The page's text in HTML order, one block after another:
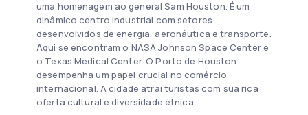
uma homenagem ao general Sam Houston. É um
dinâmico centro industrial com setores
desenvolvidos de energia, aeronáutica e transporte.
Aqui se encontram o NASA Johnson Space Center e
o Texas Medical Center. O Porto de Houston
desempenha um papel crucial no comércio
internacional. A cidade atrai turistas com sua rica
oferta cultural e diversidade étnica.